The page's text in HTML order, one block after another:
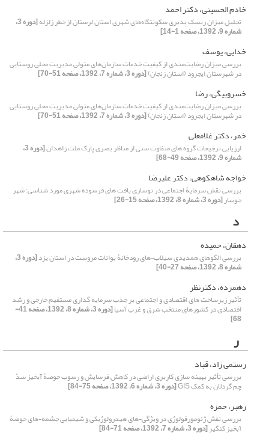
خادم الحسینی، دکتر احمد
تحلیل میزان ریسک پذیری سکونتگاه‌های شهری استان لرستان از خطر زلزله [دوره 3،
شماره 9، 1392، صفحه 1-14]
خدایی، یوسف
بررسی میزان رضایت‌مندی از کیفیت خدمات سازمان‌های متولی مدیریت محلی روستایی
در شهرستان ایجرود (استان زنجان)[دوره 3، شماره 7، 1392، صفحه 51-70]
خسروبیگی، رضا
بررسی میزان رضایت‌مندی از کیفیت خدمات سازمان‌های متولی مدیریت محلی روستایی
در شهرستان ایجرود (استان زنجان)[دوره 3، شماره 7، 1392، صفحه 51-70]
خمر، دکتر غلامعلی
ارزیابی ترجیحات گروه های متفاوت سنی از مناظر بصری پارک ملت زاهدان [دوره 3،
شماره 9، 1392، صفحه 49-68]
خواجه شاهکوهی، دکتر علیرضا
بررسی نقش سرمایۀ اجتماعی در نوسازی بافت های فرسوده شهری مورد شناسی: شهر
جویبار[دوره 3، شماره 8، 1392، صفحه 15-26]
د
دهقان، حمیده
بررسی الگوهای همدیدی سیلاب¬های رودخانۀ بوانات مروست در استان یزد [دوره 3،
شماره 8، 1392، صفحه 27-40]
دهمرده، دکترنظر
تأثیر زیرساخت های اقتصادی و اجتماعی بر جذب سرمایه گذاری مستقیم خارجی و رشد
اقتصادی در کشورهای منتخب شرق و غرب آسیا [دوره 3، شماره 8، 1392، صفحه 41-
68]
ر
رستمی زاد، قباد
بررسی تأثیر بهینه سازی کاربری اراضی در کاهش فرسایش و رسوب حوضۀ آبخیز سدّ
چم گردلان به کمک GIS [دوره 3، شماره 6، 1392، صفحه 75-84]
رهبر، حمزه
بررسی نقش ژئومورفولوژی در ویژگی¬های هیدرولوژیکی و شیمیایی چشمه¬های حوضۀ
آبخیز کنگیر[دوره 3، شماره 7، 1392، صفحه 71-84]